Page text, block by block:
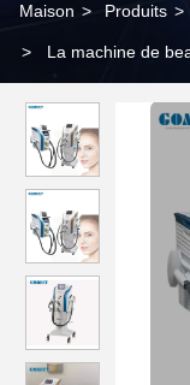
Maison > Produits >
> La machine de